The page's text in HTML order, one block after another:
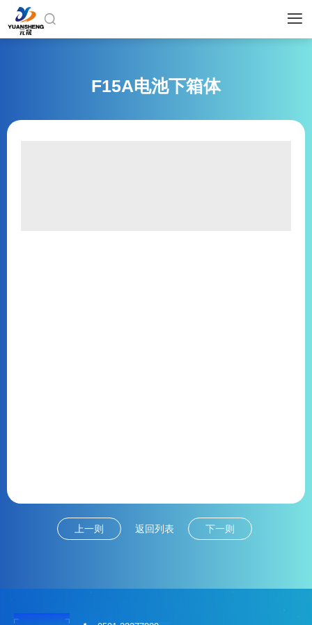
 
F15A电池下箱体
上一则 返回列表 下一则